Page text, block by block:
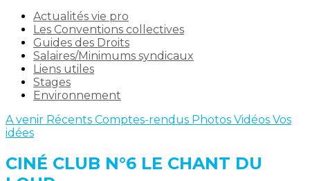
Actualités vie pro
Les Conventions collectives
Guides des Droits
Salaires/Minimums syndicaux
Liens utiles
Stages
Environnement
A venir Récents Comptes-rendus Photos Vidéos Vos
idées
CINÉ CLUB N°6 LE CHANT DU